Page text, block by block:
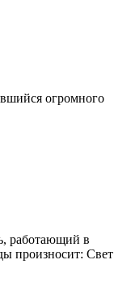
огромного
работающий в
произносит: Свет